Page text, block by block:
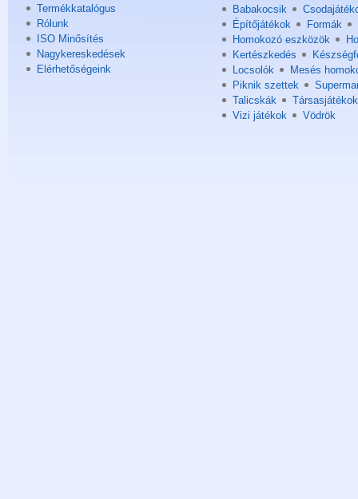
Termékkatalógus
Rólunk
ISO Minősítés
Nagykereskedések
Elérhetőségeink
Babakocsik
Építőjátékok
Formák
Homokozó eszközök
Kertészkedés
Locsolók
Mesés
Piknik szettek
Talicskák
Társasjátékok
Vizi játékok
Vödrök